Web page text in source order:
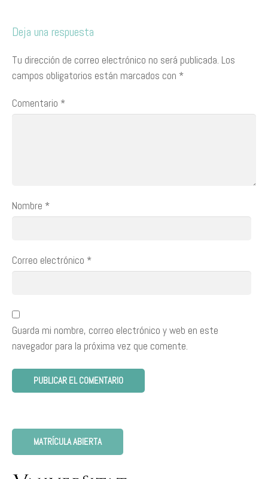
Deja una respuesta
Tu dirección de correo electrónico no será publicada. Los
campos obligatorios están marcados con *
Comentario *
Nombre *
Correo electrónico *
Guarda mi nombre, correo electrónico y web en este
navegador para la próxima vez que comente.
MATRÍCULA ABIERTA